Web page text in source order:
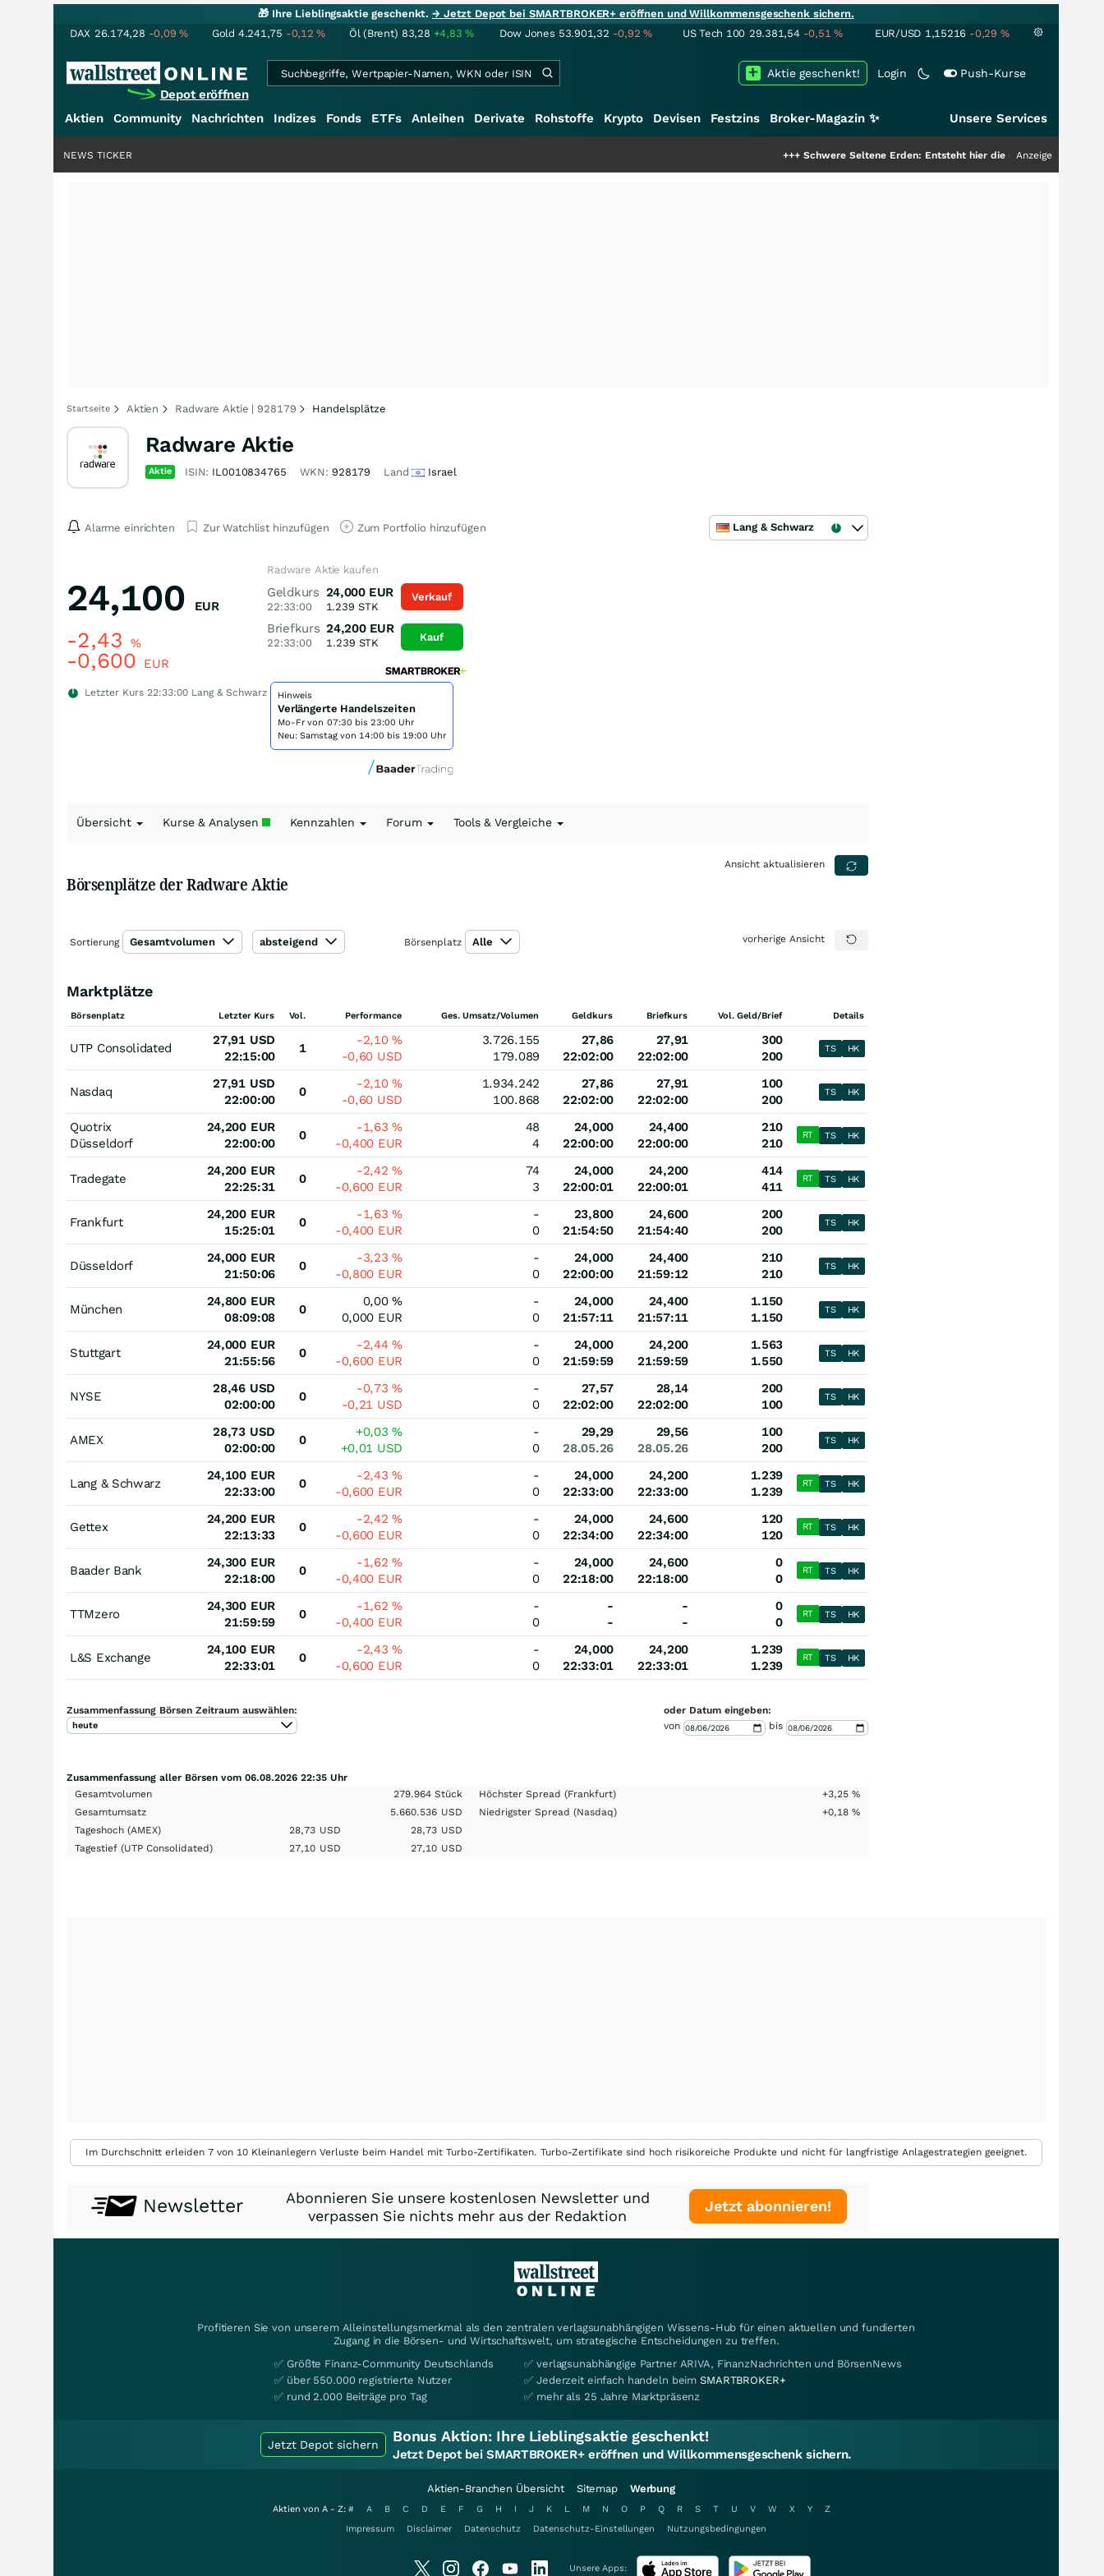
🎁 Ihre Lieblingsaktie geschenkt.→ Jetzt Depot bei SMARTBROKER+ eröffnen und Willkommensgeschenk sichern.
DAX 26.174,28 -0,09% Gold 4.241,75 -0,12% Öl (Brent) 83,28 +4,83% Dow Jones 53.901,32 -0,92% US Tech 100 29.381,54 -0,51% EUR/USD 1,15216 -0,29 %
Depot eröffnen
Login Push-Kurse
Aktie geschenkt!
Aktien Community Nachrichten Indizes Fonds ETFs Anleihen Derivate Rohstoffe Krypto Devisen Festzins Broker-Magazin ✨ Unsere Services
Schwere Seltene Erden: Entsteht hier die nächste Milliardenstory?
Anzeige
NEWS TICKER
Startseite Aktien Radware Aktie | 928179 Handelsplätze
Radware Aktie
Aktie ISIN: IL0010834765 WKN: 928179 Land Israel
Alarme einrichten Zur Watchlist hinzufügen Zum Portfolio hinzufügen Lang & Schwarz
24,100 EUR
-2,43 %
-0,600 EUR
Letzter Kurs 22:33:00 Lang & Schwarz
Radware Aktie kaufen
Geldkurs
22:33:00
24,000 EUR
1.239 STK
Briefkurs
22:33:00
24,200 EUR
1.239 STK
Verkauf
Kauf
Hinweis
Verlängerte Handelszeiten
Mo-Fr von 07:30 bis 23:00 Uhr
Neu: Samstag von 14:00 bis 19:00 Uhr
Übersicht Kurse & Analysen Kennzahlen Forum Tools & Vergleiche
Börsenplätze der Radware Aktie
Ansicht aktualisieren
Sortierung Gesamtvolumen absteigend Börsenplatz Alle vorherige Ansicht
Marktplätze
Börsenplatz Letzter Kurs Vol. Performance Ges. Umsatz/Volumen Geldkurs Briefkurs Vol. Geld/Brief Details
UTP Consolidated
27,91 USD
22:15:00
1
-2,10%
-0,60 USD
3.726.155
179.089
27,86
22:02:00
27,91
22:02:00
300
200
TS HK
Nasdaq
27,91 USD
22:00:00
0
-2,10%
-0,60 USD
1.934.242
100.868
27,86
22:02:00
27,91
22:02:00
100
200
TS HK
Quotrix
Düsseldorf
24,200 EUR
22:00:00
0
-1,63%
-0,400 EUR
48
4
24,000
22:00:00
24,400
22:00:00
210
210
RT TS HK
Tradegate
24,200 EUR
22:25:31
0
-2,42%
-0,600 EUR
74
3
24,000
22:00:01
24,200
22:00:01
414
411
RT TS HK
Frankfurt
24,200 EUR
15:25:01
0
-1,63%
-0,400 EUR
-
0
23,800
21:54:50
24,600
21:54:40
200
200
TS HK
Düsseldorf
24,000 EUR
21:50:06
0
-3,23%
-0,800 EUR
-
0
24,000
22:00:00
24,400
21:59:12
210
210
TS HK
München
24,800 EUR
08:09:08
0
0,00%
0,000 EUR
-
0
24,000
21:57:11
24,400
21:57:11
1.150
1.150
TS HK
Stuttgart
24,000 EUR
21:55:56
0
-2,44%
-0,600 EUR
-
0
24,000
21:59:59
24,200
21:59:59
1.563
1.550
TS HK
NYSE
28,46 USD
02:00:00
0
-0,73%
-0,21 USD
-
0
27,57
22:02:00
28,14
22:02:00
200
100
TS HK
AMEX
28,73 USD
02:00:00
0
+0,03%
+0,01 USD
-
0
29,29
28.05.26
29,56
28.05.26
100
200
TS HK
Lang & Schwarz
24,100 EUR
22:33:00
0
-2,43%
-0,600 EUR
-
0
24,000
22:33:00
24,200
22:33:00
1.239
1.239
RT TS HK
Gettex
24,200 EUR
22:13:33
0
-2,42%
-0,600 EUR
-
0
24,000
22:34:00
24,600
22:34:00
120
120
RT TS HK
Baader Bank
24,300 EUR
22:18:00
0
-1,62%
-0,400 EUR
-
0
24,000
22:18:00
24,600
22:18:00
0
0
RT TS HK
TTMzero
24,300 EUR
21:59:59
0
-1,62%
-0,400 EUR
-
0
-
-
-
-
0
0
RT TS HK
L&S Exchange
24,100 EUR
22:33:01
0
-2,43%
-0,600 EUR
-
0
24,000
22:33:01
24,200
22:33:01
1.239
1.239
RT TS HK
Zusammenfassung Börsen Zeitraum auswählen:
heute
oder Datum eingeben:
von
bis
Zusammenfassung aller Börsen vom 06.08.2026 22:35 Uhr
Gesamtvolumen
279.964 Stück Höchster Spread(Frankfurt) +3,25 %
Gesamtumsatz
5.660.536 USD Niedrigster Spread(Nasdaq) +0,18 %
Tageshoch (AMEX) 28,73 USD 28,73 USD
Tagestief (UTP Consolidated) 27,10 USD 27,10 USD
Im Durchschnitt erleiden 7 von 10 Kleinanlegern Verluste beim Handel mit Turbo-Zertifikaten. Turbo-Zertifikate sind hoch risikoreiche Produkte und nicht für langfristige Anlagestrategien geeignet.
Newsletter
Abonnieren Sie unsere kostenlosen Newsletter und
verpassen Sie nichts mehr aus der Redaktion
Jetzt abonnieren!
Profitieren Sie von unserem Alleinstellungsmerkmal als den zentralen verlagsunabhängigen Wissens-Hub für einen aktuellen und fundierten
Zugang in die Börsen- und Wirtschaftswelt, um strategische Entscheidungen zu treffen.
✅ Größte Finanz-Community Deutschlands
✅ über 550.000 registrierte Nutzer
✅ rund 2.000 Beiträge pro Tag
✅ verlagsunabhängige Partner ARIVA, FinanzNachrichten und BörsenNews
✅ Jederzeit einfach handeln beimSMARTBROKER+
✅ mehr als 25 Jahre Marktpräsenz
Jetzt Depot sichern Bonus Aktion: Ihre Lieblingsaktie geschenkt!
Jetzt Depot bei SMARTBROKER+ eröffnen und Willkommensgeschenk sichern.
Aktien-Branchen Übersicht Sitemap Werbung
Aktien von A - Z: # A B C D E F G H I J K L M N O P Q R S T U V W X Y
Z
Impressum
Disclaimer Datenschutz Datenschutz-Einstellungen Nutzungsbedingungen
Unsere Apps: